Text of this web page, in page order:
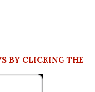
BY CLICKING THE